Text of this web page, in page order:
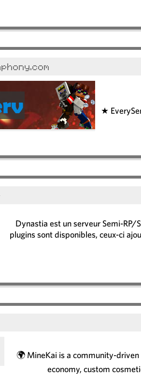
★
Dynastia est un serveur Semi-RP/
plugins sont disponibles, ceux-ci
🌍 MineKai is a community-
economy, custom